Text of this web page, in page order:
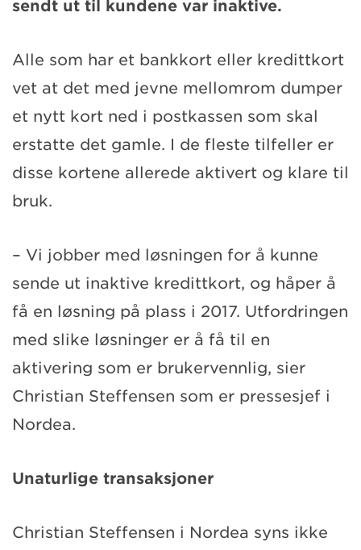
sendt ut til kundene var inaktive.
Alle som har et bankkort eller kredittkort
vet at det med jevne mellomrom dumper
et nytt kort ned i postkassen som skal
erstatte det gamle. I de fleste tilfeller er
disse kortene allerede aktivert og klare til
bruk.
– Vi jobber med løsningen for å kunne
sende ut inaktive kredittkort, og håper å
få en løsning på plass i 2017. Utfordringen
med slike løsninger er å få til en
aktivering som er brukervennlig, sier
Christian Steffensen som er pressesjef i
Nordea.
Unaturlige transaksjoner
Christian Steffensen i Nordea syns ikke